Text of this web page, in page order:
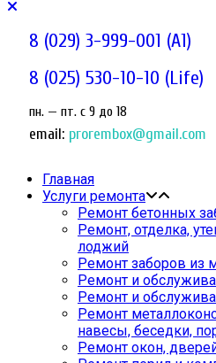
8 (029) 3-999-001 (A1)
8 (025) 530-10-10 (Life)
пн. — пт. c 9 до 18
email: prorembox@gmail.com
Главная
Услуги ремонта
Ремонт бетонных
Ремонт, отделка,
лоджий
Ремонт заборов из
Ремонт и
Ремонт и
Ремонт
навесы, беседки,
Ремонт окон,